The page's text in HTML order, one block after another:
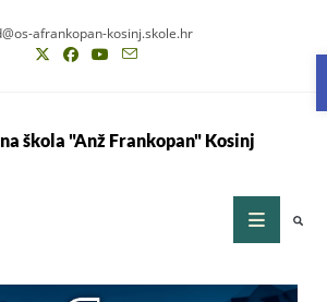
afrankopan-kosinj.skole.hr
škola "Anž Frankopan" Kosinj